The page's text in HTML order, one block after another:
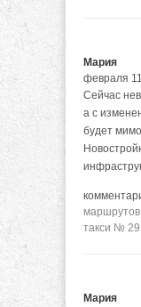
Мария
февраля
Сейчас
а с
будет
такси №
Мария